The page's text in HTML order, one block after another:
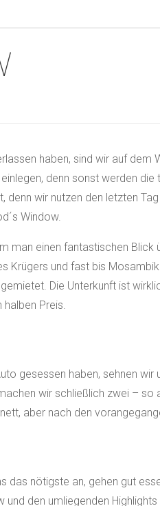
haben, sind wir auf dem
denn sonst werden
wir nutzen den letzten
Window.
man einen fantastischen Blick
Krügers und fast bis
Die Unterkunft ist
Preis.
gesessen haben, sehnen
wir schließlich zwei –
aber nach den
das nötigste an, gehen gut
den umliegenden